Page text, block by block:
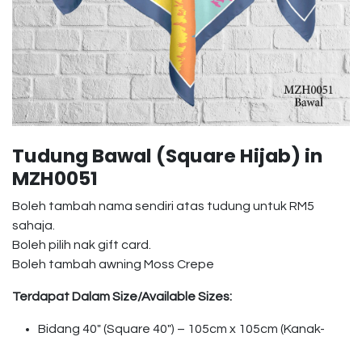
Tudung Bawal (Square Hijab) in
MZH0051
Boleh tambah nama sendiri atas tudung untuk RM5
sahaja.
Boleh pilih nak gift card.
Boleh tambah awning Moss Crepe
Terdapat Dalam Size/Available Sizes:
Bidang 40″ (Square 40″) – 105cm x 105cm (Kanak-